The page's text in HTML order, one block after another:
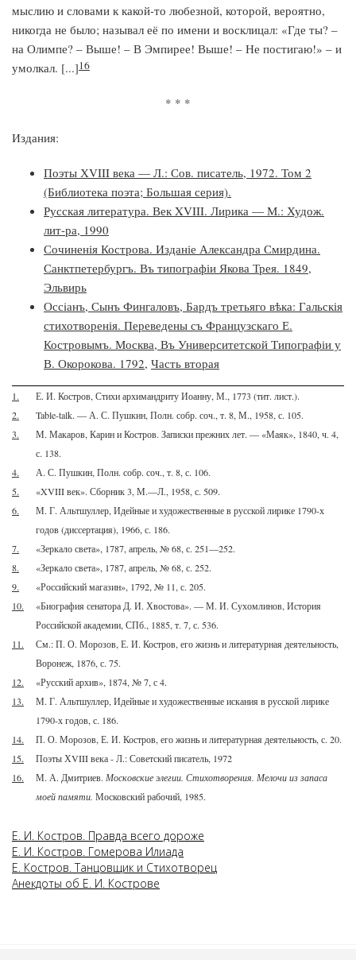
мыслию и словами к какой-то любезной, которой, вероятно,
никогда не было; называл её по имени и восклицал: «Где ты? –
на Олимпе? – Выше! – В Эмпирее! Выше! – Не постигаю!» – и
умолкал. [...]16
* * *
Издания:
Поэты ХVIII века — Л.: Сов. писатель, 1972. Том 2
(Библиотека поэта; Большая серия).
Русская литература. Век XVIII. Лирика — М.: Худож.
лит-ра, 1990
Сочиненія Кострова. Изданіе Александра Смирдина.
Санктпетербургъ. Въ типографіи Якова Трея. 1849,
Эльвирь
Оссiанъ, Сынъ Фингаловъ, Бардъ третьяго вѣка: Гальскія
стихотворенія. Переведены съ Французскаго Е.
Костровымъ. Москва, Въ Университетской Типографіи у
В. Окорокова. 1792, Часть вторая
1.
Е. И. Костров, Стихи архимандриту Иоанну, М., 1773 (тит. лист.).
2.
Table-talk. — А. С. Пушкин, Полн. собр. соч., т. 8, М., 1958, с. 105.
3.
М. Макаров, Карин и Костров. Записки прежних лет. — «Маяк», 1840, ч. 4,
с. 138.
4.
А. С. Пушкин, Полн. собр. соч., т. 8, с. 106.
5.
«XVIII век». Сборник 3, М.—Л., 1958, с. 509.
6.
М. Г. Альтшуллер, Идейные и художественные в русской лирике 1790-х
годов (диссертация), 1966, с. 186.
7.
«Зеркало света», 1787, апрель, № 68, с. 251—252.
8.
«Зеркало света», 1787, апрель, № 68, с. 252.
9.
«Российский магазин», 1792, № 11, с. 205.
10.
«Биография сенатора Д. И. Хвостова». — М. И. Сухомлинов, История
Российской академии, СПб., 1885, т. 7, с. 536.
11.
См.: П. О. Морозов, Е. И. Костров, его жизнь и литературная деятельность,
Воронеж, 1876, с. 75.
12.
«Русский архив», 1874, № 7, с 4.
13.
М. Г. Альтшуллер, Идейные и художественные искания в русской лирике
1790-х годов, с. 186.
14.
П. О. Морозов, Е. И. Костров, его жизнь и литературная деятельность, с. 20.
15.
Поэты ХVIII века - Л.: Советский писатель, 1972
16.
М. А. Дмитриев. Московские элегии. Стихотворения. Мелочи из запаса
моей памяти. Московский рабочий, 1985.
Е. И. Костров. Правда всего дороже
Е. И. Костров. Гомерова Илиада
Е. Костров. Танцовщик и Стихотворец
Анекдоты об Е. И. Кострове